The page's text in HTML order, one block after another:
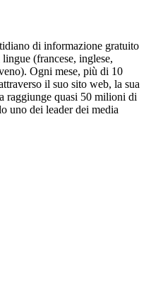
di informazione gratuito
(francese, inglese,
Ogni mese, più di 10
il suo sito web, la sua
raggiunge quasi 50 milioni di
uno dei leader dei media